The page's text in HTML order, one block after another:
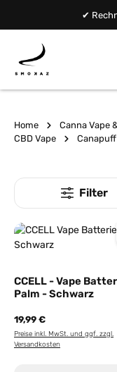
✔
Home Canna Vape
CBD Vape
Canapuff
CCELL - Vape
Palm - Schwarz
19,99 €
Preise inkl. MwSt. und ggf. zzgl.
Versandkosten